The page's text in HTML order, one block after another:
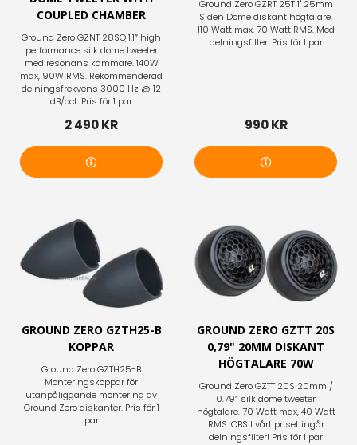
COUPLED CHAMBER
Ground Zero GZNT 28SQ 1.1″ high
performance silk dome tweeter
med resonans kammare. 140W
max, 90W RMS. Rekommenderad
delningsfrekvens 3000 Hz @ 12
dB/oct. Pris för 1 par
2 490 KR
Ground Zero GZRT 25T 1" 25mm
Siden Dome diskant högtalare.
110 Watt max, 70 Watt RMS. Med
delningsfilter. Pris för 1 par
990 KR
GROUND ZERO GZTH25-B
KOPPAR
Ground Zero GZTH25-B
Monteringskoppar för
utanpåliggande montering av
Ground Zero diskanter. Pris för 1
par
GROUND ZERO GZTT 20S
0,79" 20MM DISKANT
HÖGTALARE 70W
Ground Zero GZTT 20S 20mm /
0.79″ silk dome tweeter
högtalare. 70 Watt max, 40 Watt
RMS. OBS I vårt priset ingår
delningsfilter! Pris för 1 par